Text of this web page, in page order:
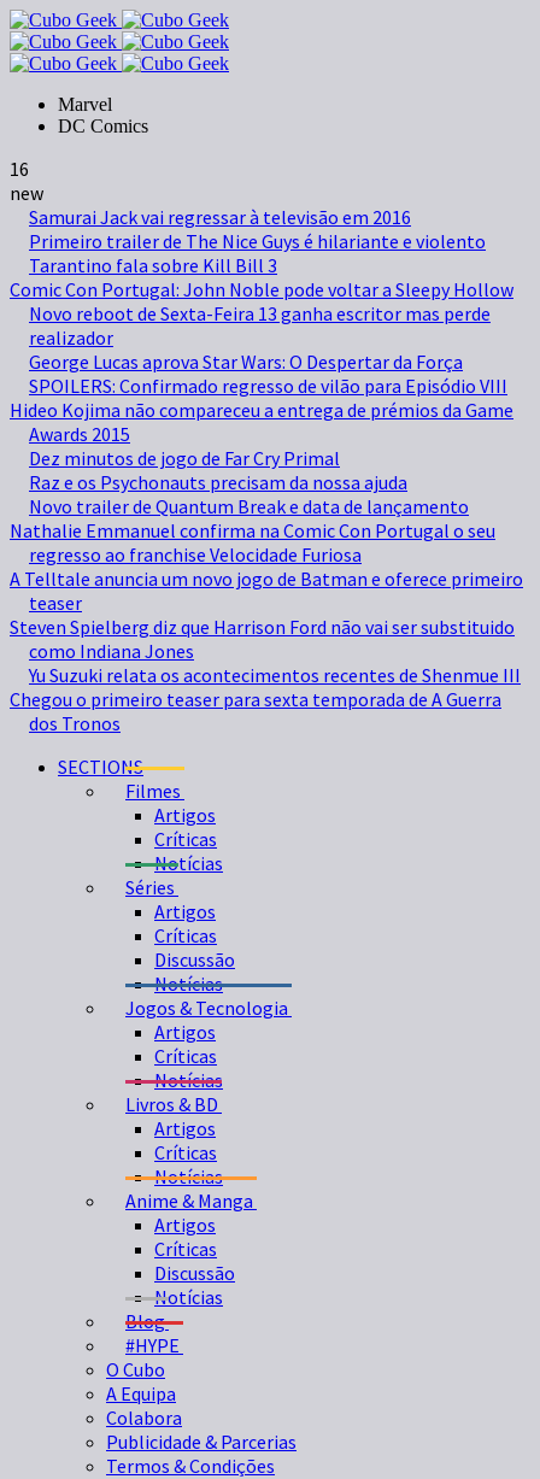
Marvel
DC Comics
16
new
Samurai Jack vai regressar à televisão em 2016
Primeiro trailer de The Nice Guys é hilariante e violento
Tarantino fala sobre Kill Bill 3
Comic Con Portugal: John Noble pode voltar a Sleepy Hollow
Novo reboot de Sexta-Feira 13 ganha escritor mas perde
realizador
George Lucas aprova Star Wars: O Despertar da Força
SPOILERS: Confirmado regresso de vilão para Episódio VIII
Hideo Kojima não compareceu a entrega de prémios da Game
Awards 2015
Dez minutos de jogo de Far Cry Primal
Raz e os Psychonauts precisam da nossa ajuda
Novo trailer de Quantum Break e data de lançamento
Nathalie Emmanuel confirma na Comic Con Portugal o seu
regresso ao franchise Velocidade Furiosa
A Telltale anuncia um novo jogo de Batman e oferece primeiro
teaser
Steven Spielberg diz que Harrison Ford não vai ser substituido
como Indiana Jones
Yu Suzuki relata os acontecimentos recentes de Shenmue III
Chegou o primeiro teaser para sexta temporada de A Guerra
dos Tronos
SECTIONS
Filmes
Artigos
Críticas
Notícias
Séries
Artigos
Críticas
Discussão
Notícias
Jogos & Tecnologia
Artigos
Críticas
Notícias
Livros & BD
Artigos
Críticas
Notícias
Anime & Manga
Artigos
Críticas
Discussão
Notícias
Blog
#HYPE
O Cubo
A Equipa
Colabora
Publicidade & Parcerias
Termos & Condições